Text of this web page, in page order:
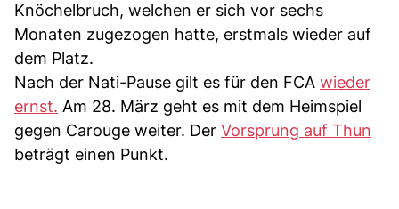
Knöchelbruch, welchen er sich vor sechs
Monaten zugezogen hatte, erstmals wieder auf
dem Platz.
Nach der Nati-Pause gilt es für den FCA wieder
ernst. Am 28. März geht es mit dem Heimspiel
gegen Carouge weiter. Der Vorsprung auf Thun
beträgt einen Punkt.